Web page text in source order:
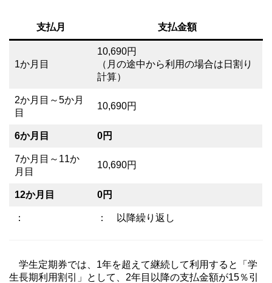
支払月 支払金額
1か月目
10,690円
（月の途中から利用の場合は日割り
計算）
2か月目～5か月
目
10,690円
6か月目 0円
7か月目～11か
月目
10,690円
12か月目 0円
： ： 以降繰り返し
学生定期券では、1年を超えて継続して利用すると「学
生長期利用割引」として、2年目以降の支払金額が15％引